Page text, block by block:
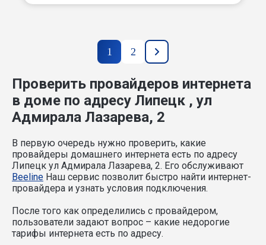
1 2
Проверить провайдеров интернета
в доме по адресу Липецк , ул
Адмирала Лазарева, 2
В первую очередь нужно проверить, какие
провайдеры домашнего интернета есть по адресу
Липецк ул Адмирала Лазарева, 2. Его обслуживают
Beeline Наш сервис позволит быстро найти интернет-
провайдера и узнать условия подключения.
После того как определились с провайдером,
пользователи задают вопрос – какие недорогие
тарифы интернета есть по адресу.